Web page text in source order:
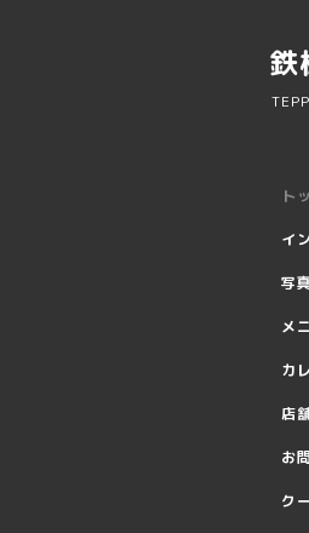
ト
イ
写真
メ
カ
店
お
ク